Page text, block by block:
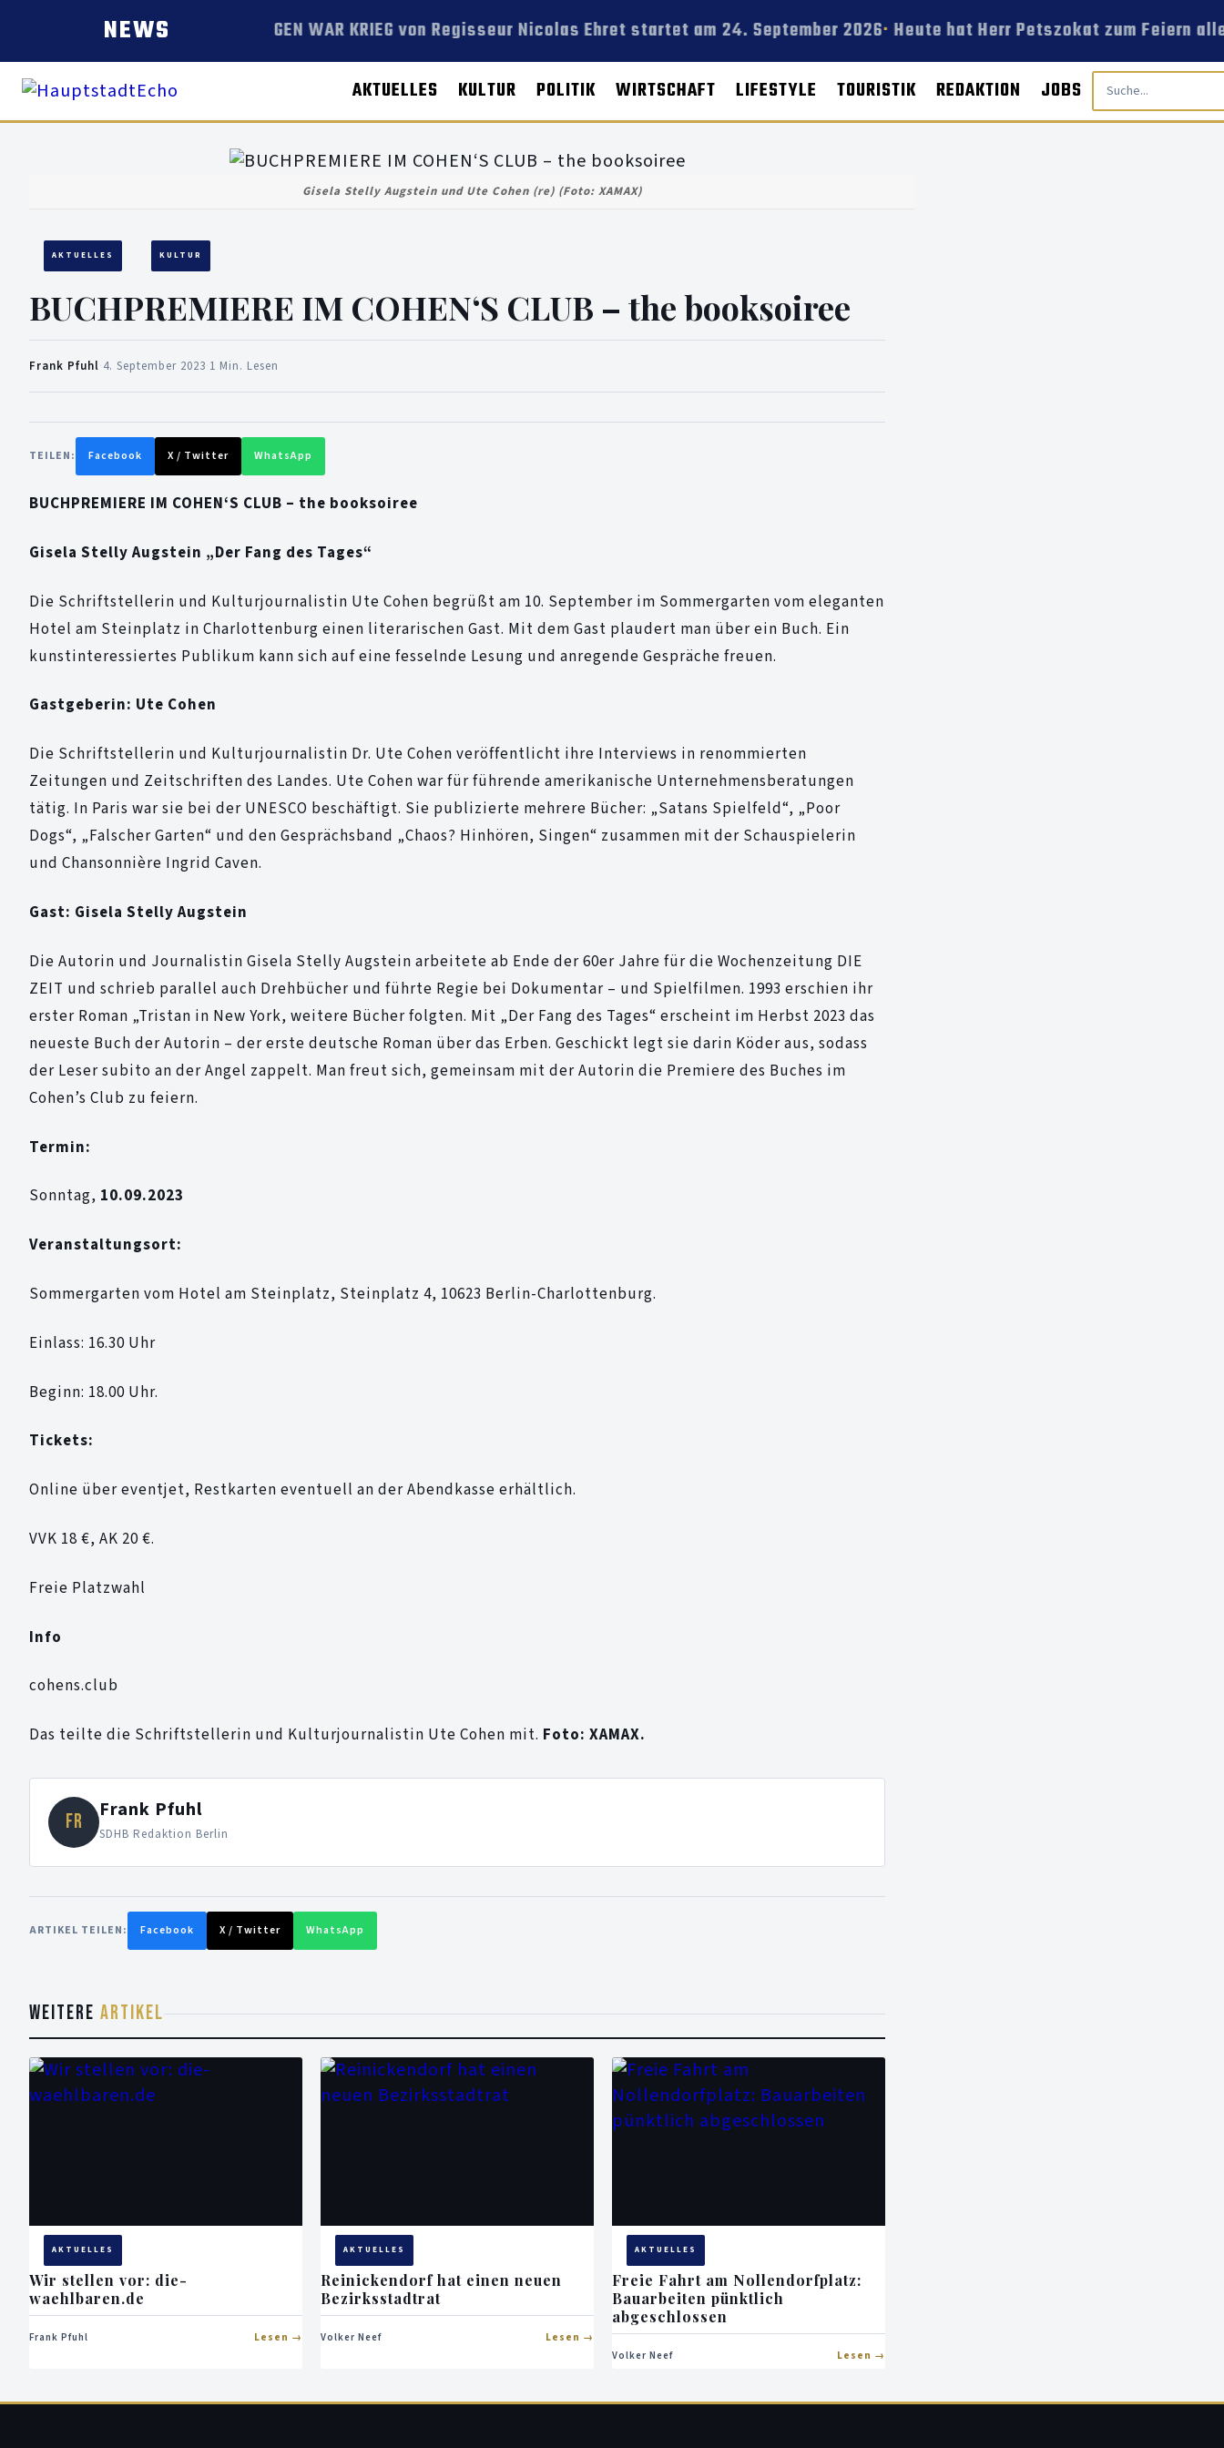
NEWS MORGEN WAR KRIEG von Regisseur Nicolas Ehret startet am 24. September 2026 Heute hat Herr Petszokat zum Feiern
AKTUELLES KULTUR POLITIK WIRTSCHAFT LIFESTYLE TOURISTIK REDAKTION JOBS
Gisela Stelly Augstein und Ute Cohen (re) (Foto: XAMAX)
AKTUELLES KULTUR
BUCHPREMIERE IM COHEN‘S CLUB – the booksoiree
Frank Pfuhl 4. September 2023 1 Min. Lesen
TEILEN: Facebook X / Twitter WhatsApp
BUCHPREMIERE IM COHEN‘S CLUB – the booksoiree
Gisela Stelly Augstein „Der Fang des Tages“
Die Schriftstellerin und Kulturjournalistin Ute Cohen begrüßt am 10. September im Sommergarten vom eleganten
Hotel am Steinplatz in Charlottenburg einen literarischen Gast. Mit dem Gast plaudert man über ein Buch. Ein
kunstinteressiertes Publikum kann sich auf eine fesselnde Lesung und anregende Gespräche freuen.
Gastgeberin: Ute Cohen
Die Schriftstellerin und Kulturjournalistin Dr. Ute Cohen veröffentlicht ihre Interviews in renommierten
Zeitungen und Zeitschriften des Landes. Ute Cohen war für führende amerikanische Unternehmensberatungen
tätig. In Paris war sie bei der UNESCO beschäftigt. Sie publizierte mehrere Bücher: „Satans Spielfeld“, „Poor
Dogs“, „Falscher Garten“ und den Gesprächsband „Chaos? Hinhören, Singen“ zusammen mit der Schauspielerin
und Chansonnière Ingrid Caven.
Gast: Gisela Stelly Augstein
Die Autorin und Journalistin Gisela Stelly Augstein arbeitete ab Ende der 60er Jahre für die Wochenzeitung DIE
ZEIT und schrieb parallel auch Drehbücher und führte Regie bei Dokumentar – und Spielfilmen. 1993 erschien ihr
erster Roman „Tristan in New York, weitere Bücher folgten. Mit „Der Fang des Tages“ erscheint im Herbst 2023 das
neueste Buch der Autorin – der erste deutsche Roman über das Erben. Geschickt legt sie darin Köder aus, sodass
der Leser subito an der Angel zappelt. Man freut sich, gemeinsam mit der Autorin die Premiere des Buches im
Cohen’s Club zu feiern.
Termin:
Sonntag, 10.09.2023
Veranstaltungsort:
Sommergarten vom Hotel am Steinplatz, Steinplatz 4, 10623 Berlin-Charlottenburg.
Einlass: 16.30 Uhr
Beginn: 18.00 Uhr.
Tickets:
Online über eventjet, Restkarten eventuell an der Abendkasse erhältlich.
VVK 18 €, AK 20 €.
Freie Platzwahl
Info
cohens.club
Das teilte die Schriftstellerin und Kulturjournalistin Ute Cohen mit. Foto: XAMAX.
FR Frank Pfuhl
SDHB Redaktion Berlin
ARTIKEL TEILEN: Facebook X / Twitter WhatsApp
WEITERE ARTIKEL
AKTUELLES
Wir stellen vor: die-
waehlbaren.de
Frank Pfuhl Lesen
AKTUELLES
Reinickendorf hat einen neuen
Bezirksstadtrat
Volker Neef Lesen
AKTUELLES
Freie Fahrt am Nollendorfplatz:
Bauarbeiten pünktlich
abgeschlossen
Volker Neef Lesen